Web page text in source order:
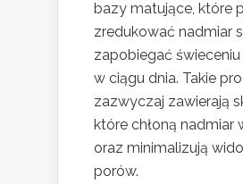
bazy matujące, które
zredukować nadmiar
zapobiegać świeceniu
w ciągu dnia. Takie
zazwyczaj zawierają
które chłoną nadmiar
oraz minimalizują
porów.